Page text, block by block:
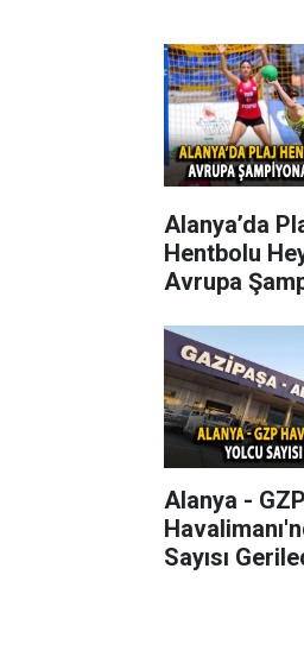
Alanya’da
Hentbolu
Avrupa
Alanya - GZP
Sayısı